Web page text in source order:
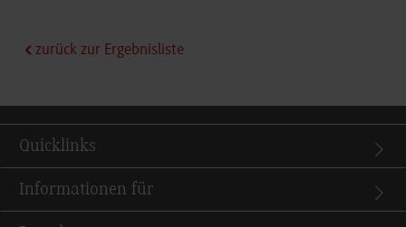
zurück zur Ergebnisliste
Quicklinks
Informationen für